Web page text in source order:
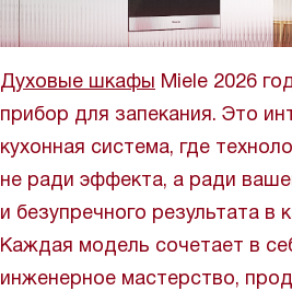
Духовые шкафы Miele 2026
прибор для запекания. Это
кухонная система, где
не ради эффекта, а ради
и безупречного результата
Каждая модель сочетает в
инженерное мастерство,